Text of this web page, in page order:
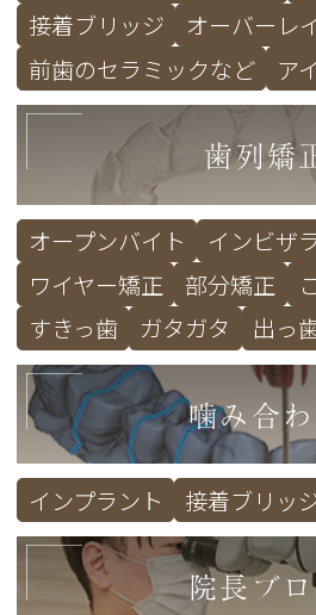
接着ブリッジ
オーバーレ
前歯のセラミックなど
ア
歯列矯
オープンバイト
インビザ
ワイヤー矯正
部分矯正
すきっ歯
ガタガタ 出っ
噛み合
インプラント 接着ブリッ
院長ブ